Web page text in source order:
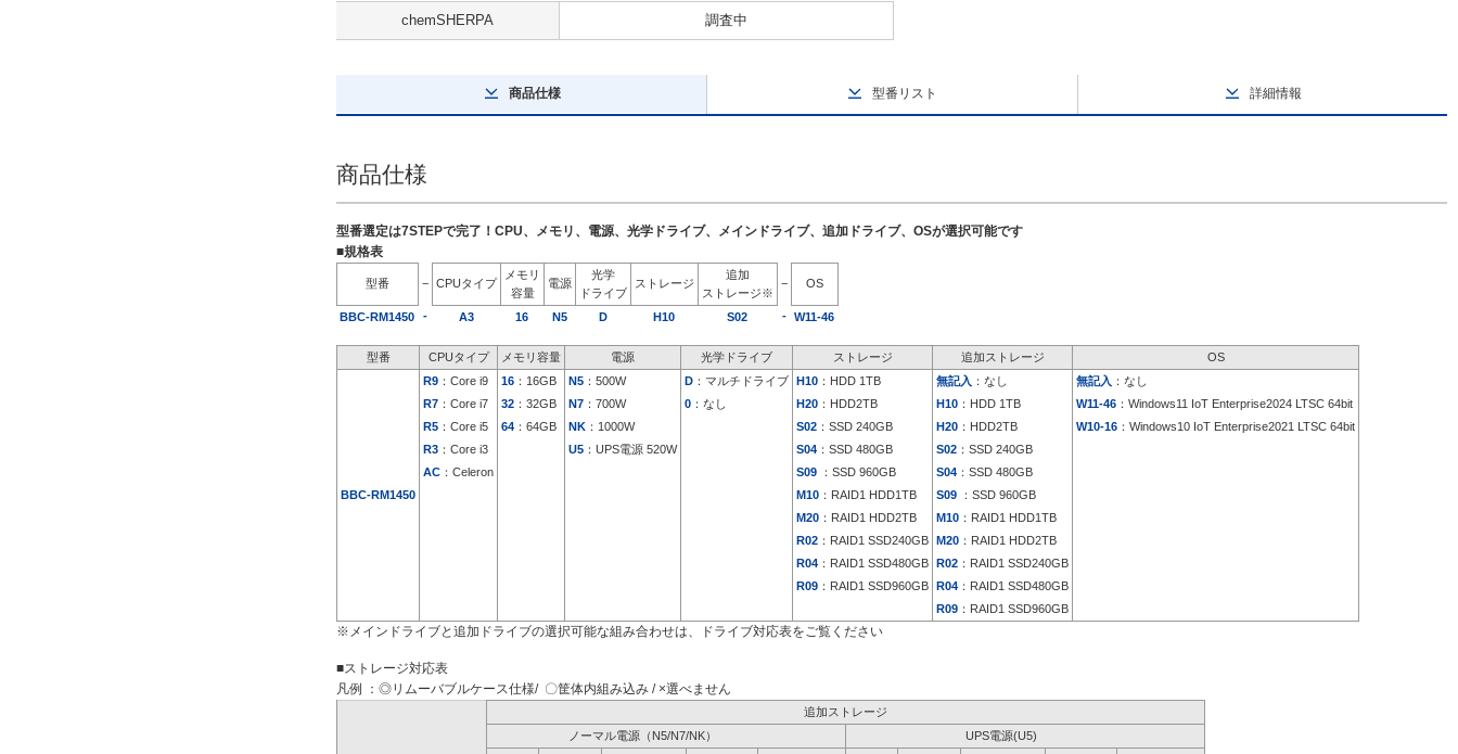
chemSHERPA 調査中
商品仕様 型番リスト 詳細情報
商品仕様
型番選定は7STEPで完了！CPU、メモリ、電源、光学ドライブ、メインドライブ、追加ドライブ、OSが選択可能です
■規格表
型番 − CPUタイプ
メモリ
容量
電源
光学
ドライブ
ストレージ
追加
ストレージ※
− OS
BBC-RM1450 - A3 16 N5 D H10 S02 - W11-46
型番 CPUタイプ メモリ容量 電源 光学ドライブ ストレージ 追加ストレージ OS
BBC-RM1450
R9 ：Core i9 16 ：16GB N5 ：500W D ：マルチドライブ H10 ：HDD 1TB 無記入 ：なし 無記入 ：なし
R7 ：Core i7 32 ：32GB N7 ：700W 0 ：なし H20 ：HDD2TB H10 ：HDD 1TB W11-46 ：Windows11 IoT Enterprise2024 LTSC 64bit
R5 ：Core i5 64 ：64GB NK ：1000W S02 ：SSD 240GB H20 ：HDD2TB W10-16 ：Windows10 IoT Enterprise2021 LTSC 64bit
R3 ：Core i3 U5 ：UPS電源 520W S04 ：SSD 480GB S02 ：SSD 240GB
AC ：Celeron S09 ：SSD 960GB S04 ：SSD 480GB
M10 ：RAID1 HDD1TB S09 ：SSD 960GB
M20 ：RAID1 HDD2TB M10 ：RAID1 HDD1TB
R02 ：RAID1 SSD240GB M20 ：RAID1 HDD2TB
R04 ：RAID1 SSD480GB R02 ：RAID1 SSD240GB
R09 ：RAID1 SSD960GB R04 ：RAID1 SSD480GB
R09 ：RAID1 SSD960GB
※メインドライブと追加ドライブの選択可能な組み合わせは、ドライブ対応表をご覧ください
■ストレージ対応表
凡例 ：◎リムーバブルケース仕様/ 〇筐体内組み込み / ×選べません
追加ストレージ
ノーマル電源（N5/N7/NK）
UPS電源(U5)